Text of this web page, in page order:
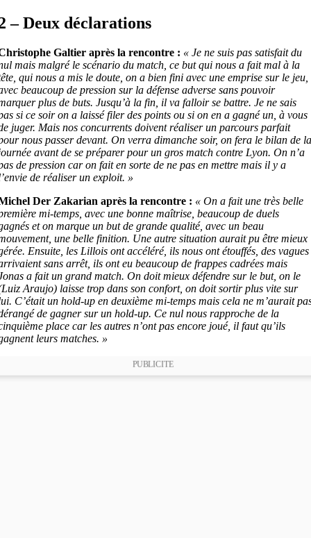
– Deux déclarations
Galtier après la rencontre : « Je ne suis pas satisfait du
mais malgré le scénario du match, ce but qui nous a fait mal à la
qui nous a mis le doute, on a bien fini avec une emprise sur le jeu,
beaucoup de pression sur la défense adverse sans pouvoir
plus de buts. Jusqu’à la fin, il va falloir se battre. Je ne sais
si ce soir on a laissé filer des points ou si on en a gagné un, à vous
juger. Mais nos concurrents doivent réaliser un parcours parfait
nous passer devant. On verra dimanche soir, on fera le bilan de
avant de se préparer pour un gros match contre Lyon. On n’a
de pression car on fait en sorte de ne pas en mettre mais il y a
de réaliser un exploit. »
Der Zakarian après la rencontre : « On a fait une très belle
mi-temps, avec une bonne maîtrise, beaucoup de duels
et on marque un but de grande qualité, avec un beau
une belle finition. Une autre situation aurait pu être mieux
Ensuite, les Lillois ont accéléré, ils nous ont étouffés, des vagues
sans arrêt, ils ont eu beaucoup de frappes cadrées mais
a fait un grand match. On doit mieux défendre sur le but, on le
Araujo) laisse trop dans son confort, on doit sortir plus vite sur
C’était un hold-up en deuxième mi-temps mais cela ne m’aurait
de gagner sur un hold-up. Ce nul nous rapproche de la
place car les autres n’ont pas encore joué, il faut qu’ils
leurs matches. »
PUBLICITE